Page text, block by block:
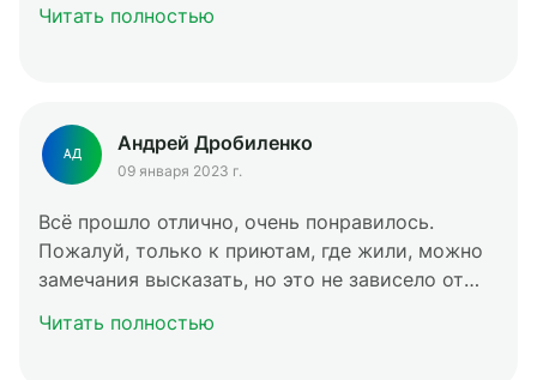
Читать полностью
АД Андрей Дробиленко
09 января 2023 г.
Всё прошло отлично, очень понравилось.
Пожалуй, только к приютам, где жили, можно
замечания высказать, но это не зависело от
Читать полностью